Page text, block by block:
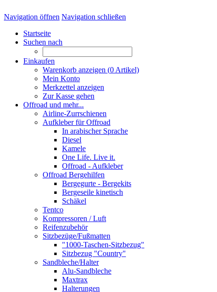
Navigation öffnen Navigation schließen
Startseite
Suchen nach
Einkaufen
Warenkorb anzeigen (0 Artikel)
Mein Konto
Merkzettel anzeigen
Zur Kasse gehen
Offroad und mehr...
Airline-Zurrschienen
Aufkleber für Offroad
In arabischer Sprache
Diesel
Kamele
One Life. Live it.
Offroad - Aufkleber
Offroad Bergehilfen
Bergegurte - Bergekits
Bergeseile kinetisch
Schäkel
Tentco
Kompressoren / Luft
Reifenzubehör
Sitzbezüge/Fußmatten
"1000-Taschen-Sitzbezug"
Sitzbezug "Country"
Sandbleche/Halter
Alu-Sandbleche
Maxtrax
Halterungen